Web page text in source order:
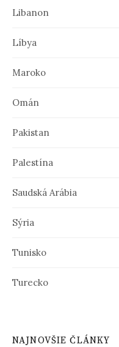
Libanon
Líbya
Maroko
Omán
Pakistan
Palestína
Saudská Arábia
Sýria
Tunisko
Turecko
NAJNOVŠIE ČLÁNKY